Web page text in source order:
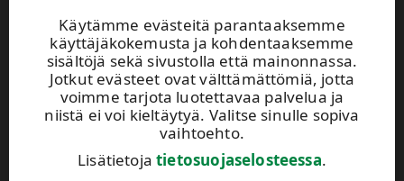
Käytämme evästeitä parantaaksemme
käyttäjäkokemusta ja kohdentaaksemme
sisältöjä sekä sivustolla että mainonnassa.
Jotkut evästeet ovat välttämättömiä, jotta
voimme tarjota luotettavaa palvelua ja
niistä ei voi kieltäytyä. Valitse sinulle sopiva
vaihtoehto.
Lisätietojatietosuojaselosteessa.
Tilaa tiedotteet
Toiminta-alueemme
UPM Vaihde
0204 15 111
Tämä sivusto on suojattu reCAPTCHA-palvelun
käyttöehdot